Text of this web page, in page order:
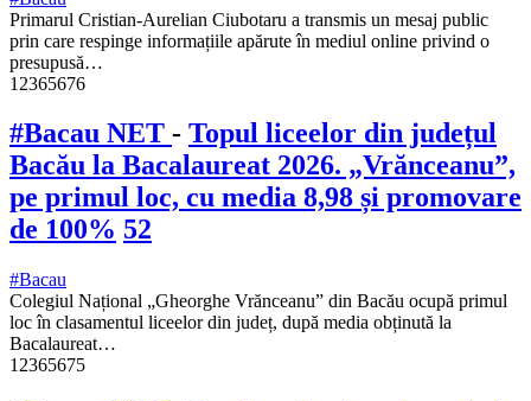
Primarul Cristian-Aurelian Ciubotaru a transmis un mesaj public
prin care respinge informațiile apărute în mediul online privind o
presupusă…
12365676
#Bacau NET - Topul liceelor din județul
Bacău la Bacalaureat 2026. „Vrănceanu”,
pe primul loc, cu media 8,98 și promovare
de 100% 52
#Bacau
Colegiul Național „Gheorghe Vrănceanu” din Bacău ocupă primul
loc în clasamentul liceelor din județ, după media obținută la
Bacalaureat…
12365675